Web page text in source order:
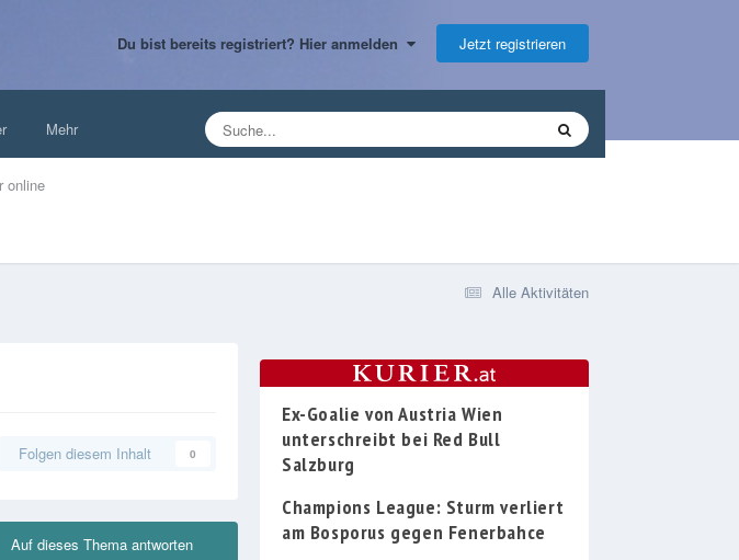
Du bist bereits registriert? Hier anmelden Jetzt registrieren
online
Mehr
Alle Aktivitäten
Folgen diesem Inhalt 0
Auf dieses Thema antworten
Ex-Goalie von Austria Wien
unterschreibt bei Red Bull
Salzburg
Champions League: Sturm verliert
am Bosporus gegen Fenerbahce